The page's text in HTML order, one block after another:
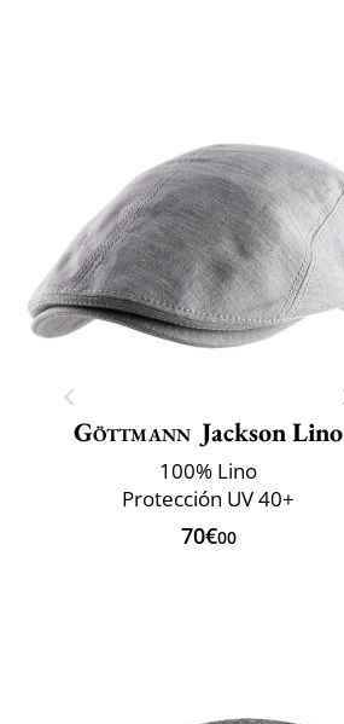
Göttmann Jackson Lino
100% Lino
Protección UV 40+
70€00